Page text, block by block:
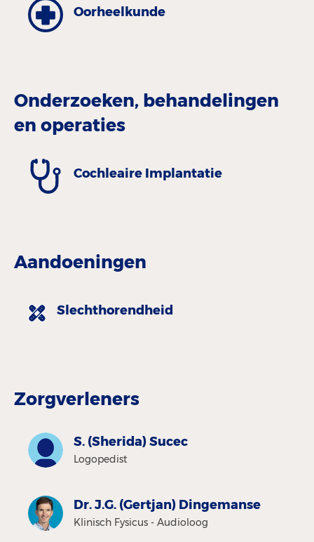
Oorheelkunde
Onderzoeken, behandelingen
en operaties
Cochleaire Implantatie
Aandoeningen
Slechthorendheid
Zorgverleners
S. (Sherida) Sucec
Logopedist
Dr. J.G. (Gertjan) Dingemanse
Klinisch Fysicus - Audioloog